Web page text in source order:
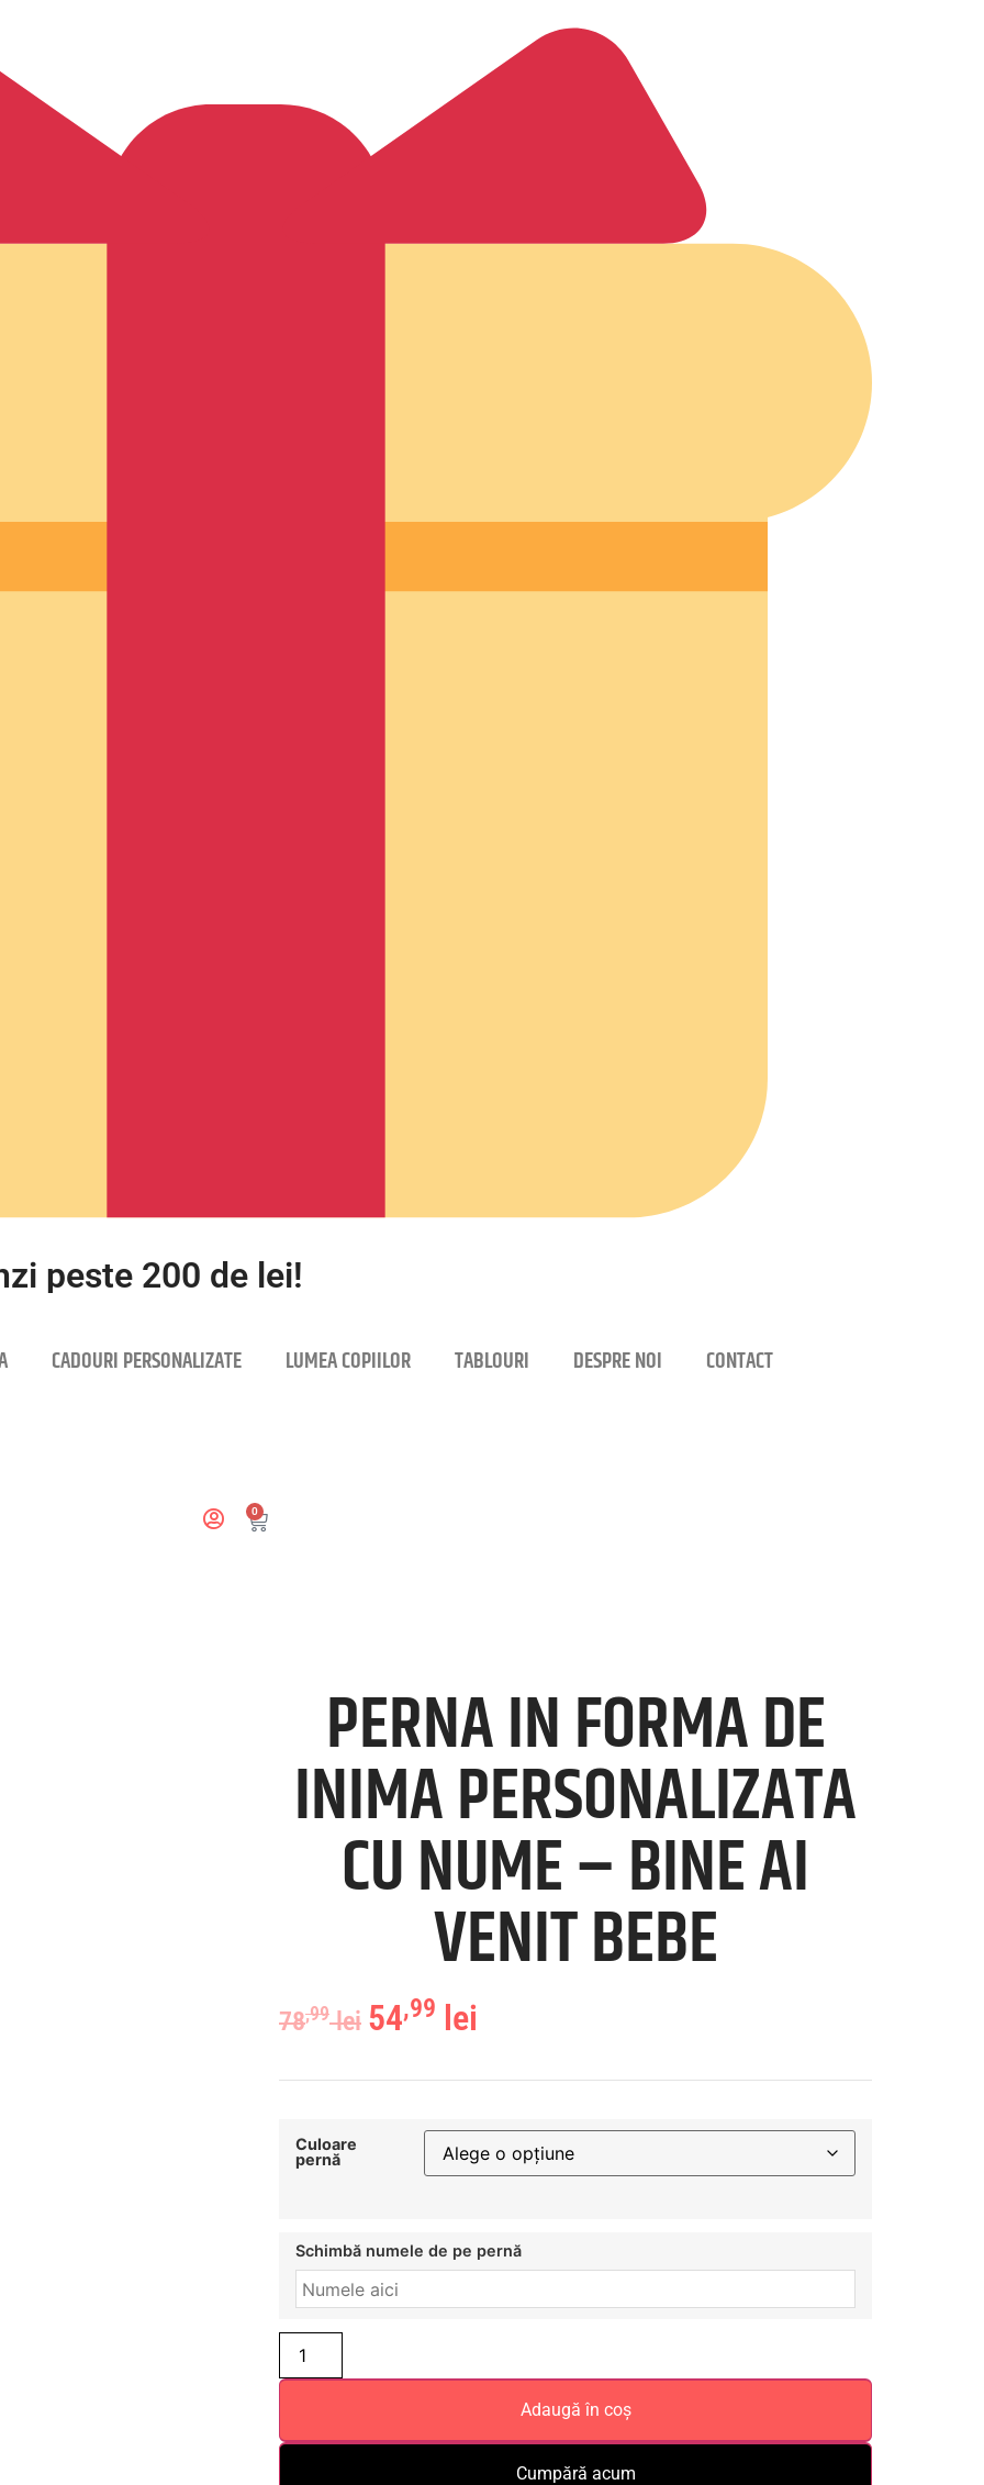
peste 200 de lei!
CADOURI PERSONALIZATE LUMEA COPIILOR TABLOURI DESPRE NOI CONTACT
0
PERNA IN FORMA DE
INIMA PERSONALIZATA
CU NUME – BINE AI
VENIT BEBE
78,99 lei 54,99 lei
Culoare
pernă
Schimbă numele de pe pernă
Adaugă în coș
Cumpără acum